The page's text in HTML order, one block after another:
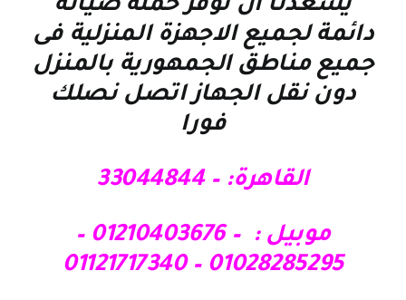
يسعدنا ان نوفر حملة صيانة
دائمة لجميع الاجهزة المنزلية فى
جميع مناطق الجمهورية بالمنزل
دون نقل الجهاز اتصل نصلك
فورا
القاهرة: – 33044844
موبيل : – 01210403676 –
01028285295 – 01121717340